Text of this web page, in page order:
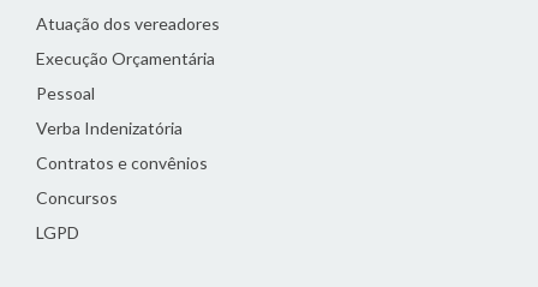
Atuação dos vereadores
Execução Orçamentária
Pessoal
Verba Indenizatória
Contratos e convênios
Concursos
LGPD